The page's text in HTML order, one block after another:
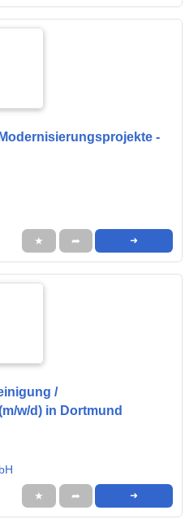
-
★ ➦ ➜
/
w/d) in Dortmund
★ ➦ ➜